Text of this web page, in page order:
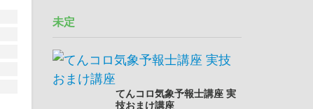
未定
てんコロ気象予報士講座 実
技おまけ講座